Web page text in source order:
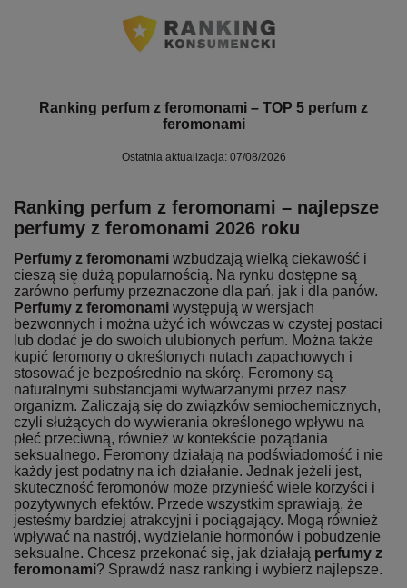
Ranking perfum z feromonami – TOP 5 perfum z
feromonami
Ostatnia aktualizacja: 07/08/2026
Ranking perfum z feromonami – najlepsze
perfumy z feromonami 2026 roku
Perfumy z feromonami wzbudzają wielką ciekawość i
cieszą się dużą popularnością. Na rynku dostępne są
zarówno perfumy przeznaczone dla pań, jak i dla panów.
Perfumy z feromonami występują w wersjach
bezwonnych i można użyć ich wówczas w czystej postaci
lub dodać je do swoich ulubionych perfum. Można także
kupić feromony o określonych nutach zapachowych i
stosować je bezpośrednio na skórę. Feromony są
naturalnymi substancjami wytwarzanymi przez nasz
organizm. Zaliczają się do związków semiochemicznych,
czyli służących do wywierania określonego wpływu na
płeć przeciwną, również w kontekście pożądania
seksualnego. Feromony działają na podświadomość i nie
każdy jest podatny na ich działanie. Jednak jeżeli jest,
skuteczność feromonów może przynieść wiele korzyści i
pozytywnych efektów. Przede wszystkim sprawiają, że
jesteśmy bardziej atrakcyjni i pociągający. Mogą również
wpływać na nastrój, wydzielanie hormonów i pobudzenie
seksualne. Chcesz przekonać się, jak działają perfumy z
feromonami? Sprawdź nasz ranking i wybierz najlepsze.